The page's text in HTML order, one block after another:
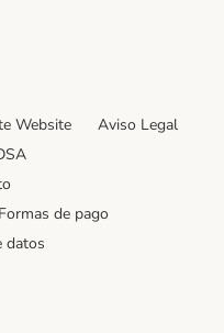
Website
Aviso Legal
Formas de pago
datos